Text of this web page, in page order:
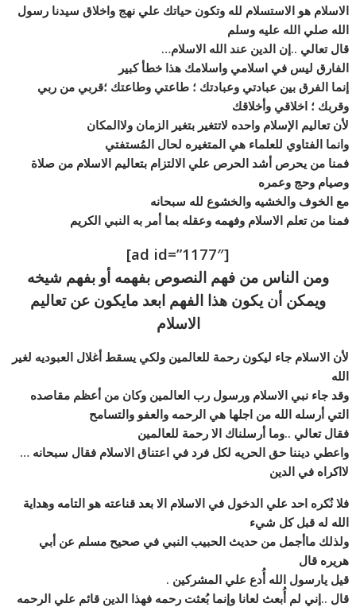
الاسلام هو الاستسلام لله وتكون حياتك علي نهج واخلاق سيدنا رسول
الله صلي الله عليه وسلم
قال تعالي ..إن الدين عند الله الاسلام…
الفارق ليس في اسلامي واسلامك هذا خطأ كبير
إنما الفرق بين عبادتي وعبادتك ؛ طاعتي وطاعتك ؛قربي من ربي
وقربك ؛ اخلاقي وأخلاقك
لأن تعاليم الإسلام واحده لاتتغير بتغير الزمان ولاالمكان
وانما الفتاوي للعلماء هي المتغيره لحال المُستفتي
فمنا من يحرص أشد الحرص علي الالتزام بتعاليم الاسلام من صلاة
وصيام وحج وعمره
مع الخوف والخشيه والخشوع لله سبحانه
فمنا من تعلم الاسلام وفهمه وعقله بما أمر به النبي الكريم
[ad id=”1177″]
ومن الناس من فهم النصوص بفهمه أو بفهم شيخه
ويمكن أن يكون هذا الفهم ابعد مايكون عن تعاليم
الاسلام
لأن الاسلام جاء ليكون رحمة للعالمين ولكي يسقط أغلال العبوديه لغير
الله
وقد جاء نبي الاسلام ورسول رب العالمين وكان من أعظم مقاصده
التي أرسله الله من اجلها هي الرحمه والعفو والتسامح
فقال تعالي ..وما أرسلناك الا رحمة للعالمين
واعطي ديننا حق الحريه لكل فرد في اعتناق الاسلام فقال سبحانه …
لااكراه في الدين
فلا نُكره احد علي الدخول في الاسلام الا بعد قناعته هو التامه وهداية
الله له قبل كل شيء
ولذلك ماأجمل من حديث الحبيب النبي في صحيح مسلم عن أبي
هريره قال
قيل يارسول الله أُدع علي المشركين .
قال ..إني لم أُبعث لعانا وإنما بُعثت رحمه فهذا الدين قائم علي الرحمه